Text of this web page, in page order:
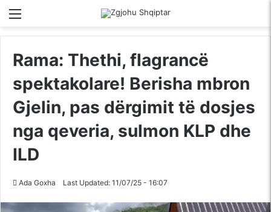
Rama: Thethi, flagrancë
spektakolare! Berisha mbron
Gjelin, pas dërgimit të dosjes
nga qeveria, sulmon KLP dhe
ILD
Ada Goxha Last Updated: 11/07/25 - 16:07